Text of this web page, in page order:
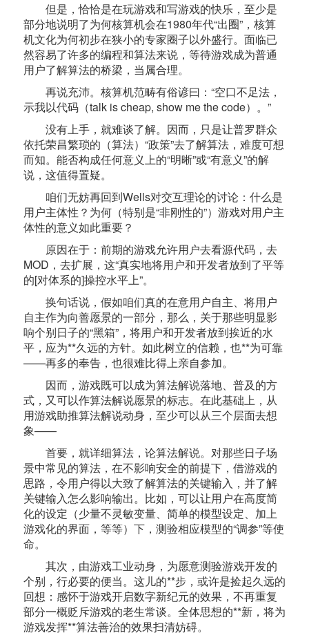
但是，恰恰是在玩游戏和写游戏的快乐，至少是
部分地说明了为何核算机会在1980年代“出圈”，核算
机文化为何初步在狭小的专家圈子以外盛行。面临已
然容易了许多的编程和算法来说，等待游戏成为普通
用户了解算法的桥梁，当属合理。
再说充沛。核算机范畴有俗谚曰：“空口不足法，
示我以代码（talk is cheap, show me the code）。”
没有上手，就难谈了解。因而，只是让普罗群众
依托荣昌繁琐的（算法）“政策”去了解算法，难度可想
而知。能否构成任何意义上的“明晰”或“有意义”的解
说，这值得置疑。
咱们无妨再回到Wells对交互理论的讨论：什么是
用户主体性？为何（特别是“非刚性的”）游戏对用户主
体性的意义如此重要？
原因在于：前期的游戏允许用户去看源代码，去
MOD，去扩展，这“真实地将用户和开发者放到了平等
的[对体系的]操控水平上”。
换句话说，假如咱们真的在意用户自主、将用户
自主作为向善愿景的一部分，那么，关于那些明显影
响个别日子的“黑箱”，将用户和开发者放到挨近的水
平，应为**久远的方针。如此树立的信赖，也**为可靠
——再多的奉告，也很难比得上亲自参加。
因而，游戏既可以成为算法解说落地、普及的方
式，又可以作算法解说愿景的标志。在此基础上，从
用游戏助推算法解说动身，至少可以从三个层面去想
象——
首要，就详细算法，论算法解说。对那些日子场
景中常见的算法，在不影响安全的前提下，借游戏的
思路，令用户得以大致了解算法的关键输入，并了解
关键输入怎么影响输出。比如，可以让用户在高度简
化的设定（少量不灵敏变量、简单的模型设定、加上
游戏化的界面，等等）下，测验相应模型的“调参”等使
命。
其次，由游戏工业动身，为愿意测验游戏开发的
个别，行必要的便当。这儿的**步，或许是捡起久远的
回想：感怀于游戏开启数字新纪元的效果，不再重复
部分一概贬斥游戏的老生常谈。全体思想的**新，将为
游戏发挥**算法善治的效果扫清妨碍。